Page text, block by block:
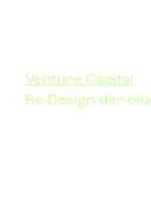
Venture Capital
Re-Design der